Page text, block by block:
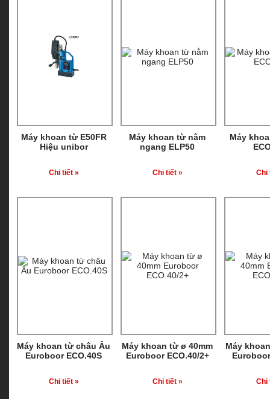
Máy khoan từ E50FR
Hiệu unibor
Chi tiết »
Máy khoan từ nằm
ngang ELP50
Chi tiết »
Máy
Chi
Máy khoan từ châu Âu
Euroboor ECO.40S
Chi tiết »
Máy khoan từ ø 40mm
Euroboor ECO.40/2+
Chi tiết »
Máy
Chi